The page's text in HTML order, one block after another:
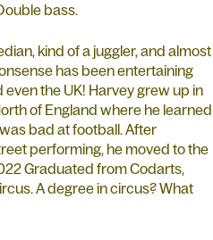
bass.
kind of a juggler, and almost
has been entertaining
the UK! Harvey grew up in
of England where he learned
bad at football. After
performing, he moved to the
Graduated from Codarts,
A degree in circus? What